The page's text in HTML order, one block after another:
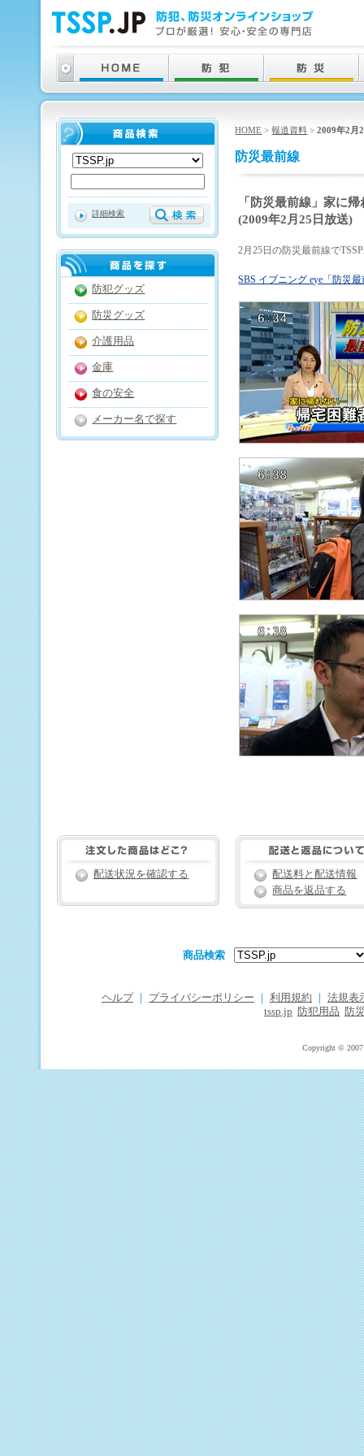
HOME >報道資料 >2009年2月
防災最前線
「防災最前線」家に
(2009年2月25日放送)
2月25日の防災最前線で
SBS イブニング eye「防災
詳細検索
防犯グッズ
防災グッズ
介護用品
金庫
食の安全
メーカー名で探す
配送状況を確認する
配送料と配送情報
商品を返品する
商品検索
ヘルプ プライバシーポリシー 利用規約
法規表
tssp.jp
防犯用品 防
Copyright © 2007